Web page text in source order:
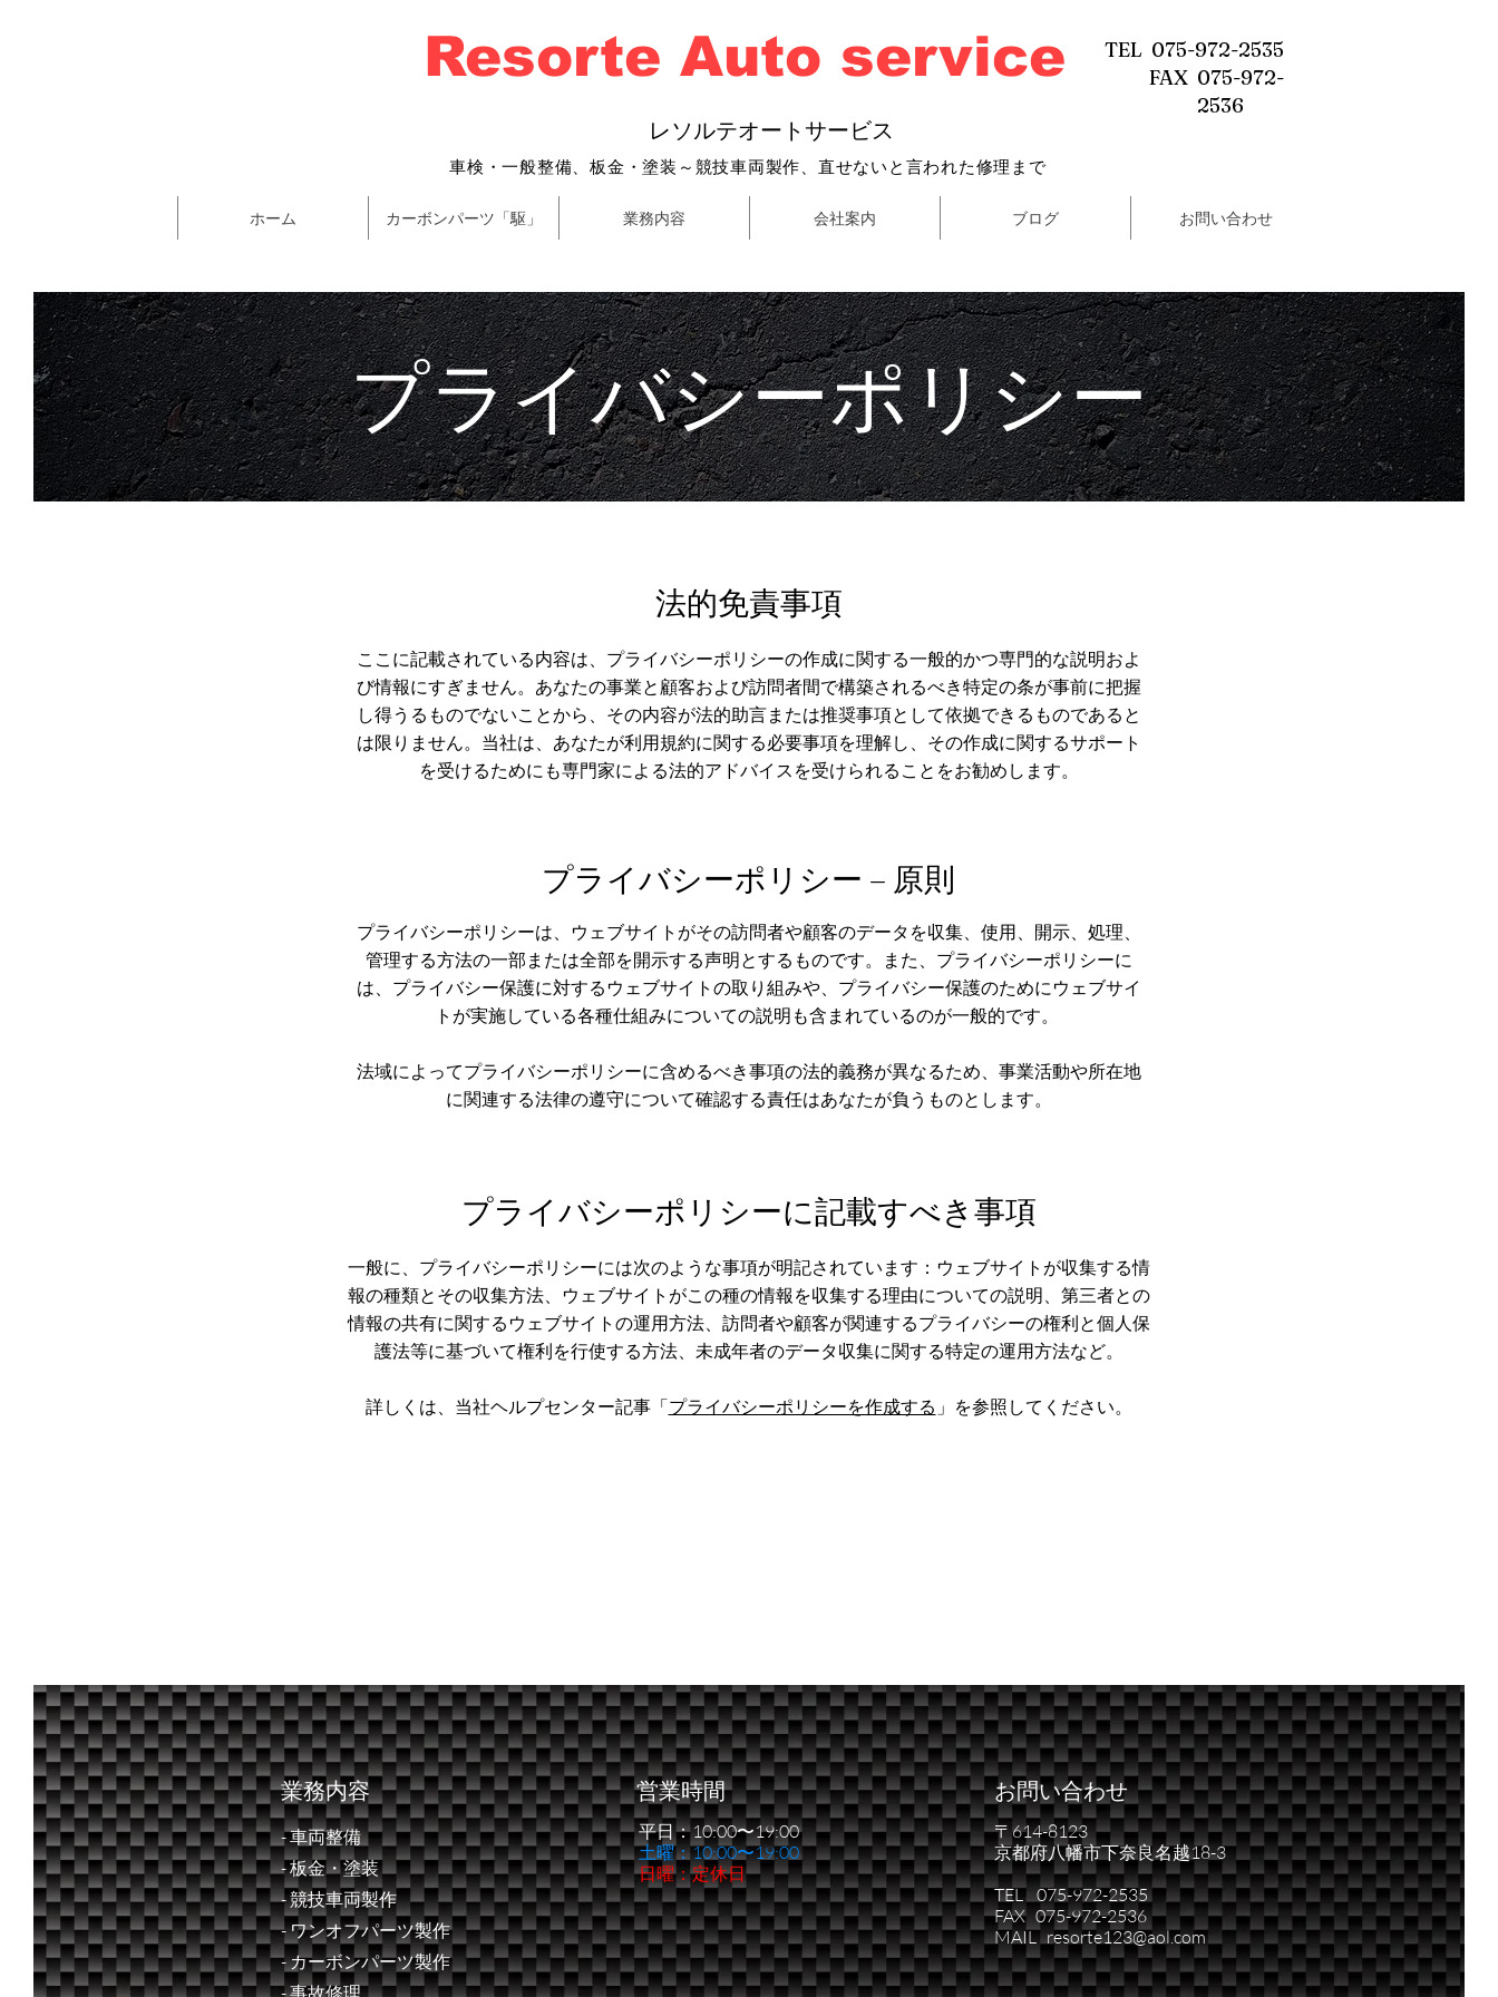
Resorte Auto service
レソルテオートサービス
TEL 075-972-2535
FAX 075-972-
2536
車検・一般整備、 板金・塗装～ 競技車両製作、直せないと言われた修理まで
ホーム カーボンパーツ「駆」 業務内容 会社案内 ブログ お問い合わせ
プライバシーポリシー
法的免責事項
ここに記載されている内容は、プライバシーポリシーの作成に関する一般的かつ専門的な説明およ
び情報にすぎません。あなたの事業と顧客および訪問者間で構築されるべき特定の条が事前に把握
し得うるものでないことから、その内容が法的助言または推奨事項として依拠できるものであると
は限りません。当社は、あなたが利用規約に関する必要事項を理解し、その作成に関するサポート
を受けるためにも専門家による法的アドバイスを受けられることをお勧めします。
プライバシーポリシー – 原則
プライバシーポリシーは、ウェブサイトがその訪問者や顧客のデータを収集、使用、開示、処理、
管理する方法の一部または全部を開示する声明とするものです。また、プライバシーポリシーに
は、プライバシー保護に対するウェブサイトの取り組みや、プライバシー保護のためにウェブサイ
トが実施している各種仕組みについての説明も含まれているのが一般的です。
法域によってプライバシーポリシーに含めるべき事項の法的義務が異なるため、事業活動や所在地
に関連する法律の遵守について確認する責任はあなたが負うものとします。
プライバシーポリシーに記載すべき事項
一般に、プライバシーポリシーには次のような事項が明記されています：ウェブサイトが収集する情
報の種類とその収集方法、ウェブサイトがこの種の情報を収集する理由についての説明、第三者との
情報の共有に関するウェブサイトの運用方法、訪問者や顧客が関連するプライバシーの権利と個人保
護法等に基づいて権利を行使する方法、未成年者のデータ収集に関する特定の運用方法など。
詳しくは、当社ヘルプセンター記事「プライバシーポリシーを作成する 」を参照してください。
業務内容
- 車両整備
- ​板金・塗装
- 競技車両製作
- ワンオフパーツ製作
- カーボンパーツ製作
- 事故修理
営業時間
平日：10:00〜19:00
​土曜：10:00〜19:00
日曜：定休日
お問い合わせ
〒614-8123
京都府八幡市下奈良名越18-3
TEL 075-972-2535
FAX 075-972-2536
MAIL resorte123@aol.com